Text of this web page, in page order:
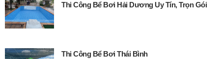
Thi Công Bể Bơi Hải Dương Uy Tín, Trọn Gói
Thi Công Bể Bơi Thái Bình